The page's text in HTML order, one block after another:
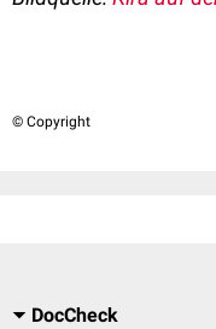
© Copyright
DocCheck